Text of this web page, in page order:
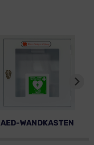
AED-WANDKASTEN